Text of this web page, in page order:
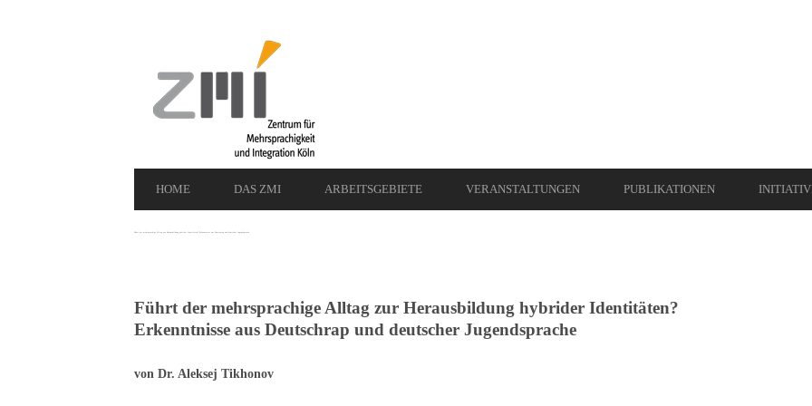
Navigation
HOME DAS ZMI ARBEITSGEBIETE VERANSTALTUNGEN PUBLIKATIONEN
Führt der mehrsprachige Alltag zur Herausbildung hybrider Identitäten?
Erkenntnisse aus Deutschrap und deutscher Jugendsprache
von Dr. Aleksej Tikhonov